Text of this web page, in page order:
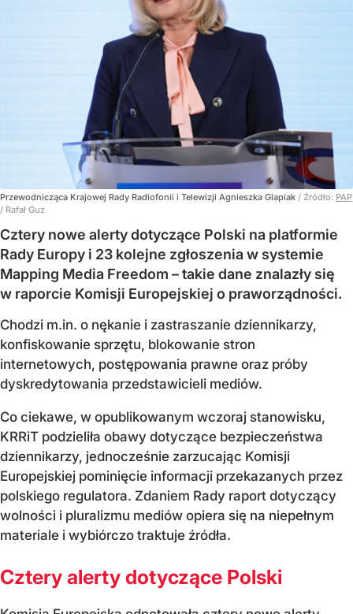
Przewodnicząca Krajowej Rady Radiofonii i Telewizji Agnieszka Glapiak / Źródło: PAP
/ Rafał Guz
Cztery nowe alerty dotyczące Polski na platformie
Rady Europy i 23 kolejne zgłoszenia w systemie
Mapping Media Freedom – takie dane znalazły się
w raporcie Komisji Europejskiej o praworządności.
Chodzi m.in. o nękanie i zastraszanie dziennikarzy,
konfiskowanie sprzętu, blokowanie stron
internetowych, postępowania prawne oraz próby
dyskredytowania przedstawicieli mediów.
Co ciekawe, w opublikowanym wczoraj stanowisku,
KRRiT podzieliła obawy dotyczące bezpieczeństwa
dziennikarzy, jednocześnie zarzucając Komisji
Europejskiej pominięcie informacji przekazanych przez
polskiego regulatora. Zdaniem Rady raport dotyczący
wolności i pluralizmu mediów opiera się na niepełnym
materiale i wybiórczo traktuje źródła.
Cztery alerty dotyczące Polski